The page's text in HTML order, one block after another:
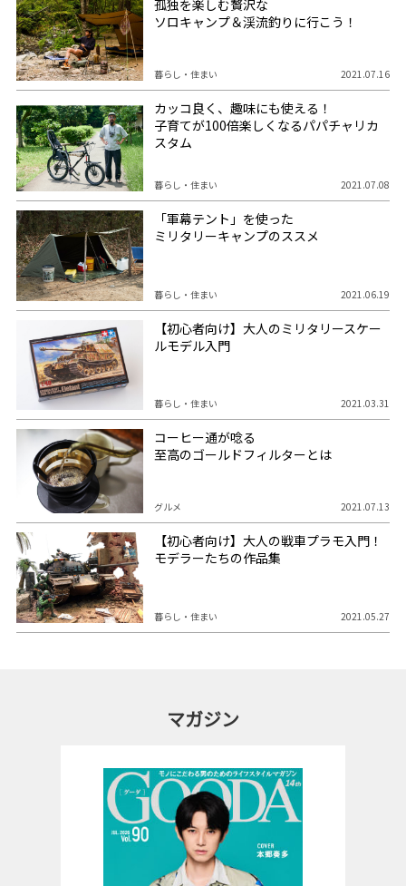
孤独を楽しむ贅沢な
ソロキャンプ＆渓流釣りに行こう！
暮らし・住まい 2021.07.16
カッコ良く、趣味にも使える！
子育てが100倍楽しくなるパパチャリカ
スタム
暮らし・住まい 2021.07.08
「軍幕テント」を使った
ミリタリーキャンプのススメ
暮らし・住まい 2021.06.19
【初心者向け】大人のミリタリースケー
ルモデル入門
暮らし・住まい 2021.03.31
コーヒー通が唸る
至高のゴールドフィルターとは
グルメ 2021.07.13
【初心者向け】大人の戦車プラモ入門！
モデラーたちの作品集
暮らし・住まい 2021.05.27
マガジン